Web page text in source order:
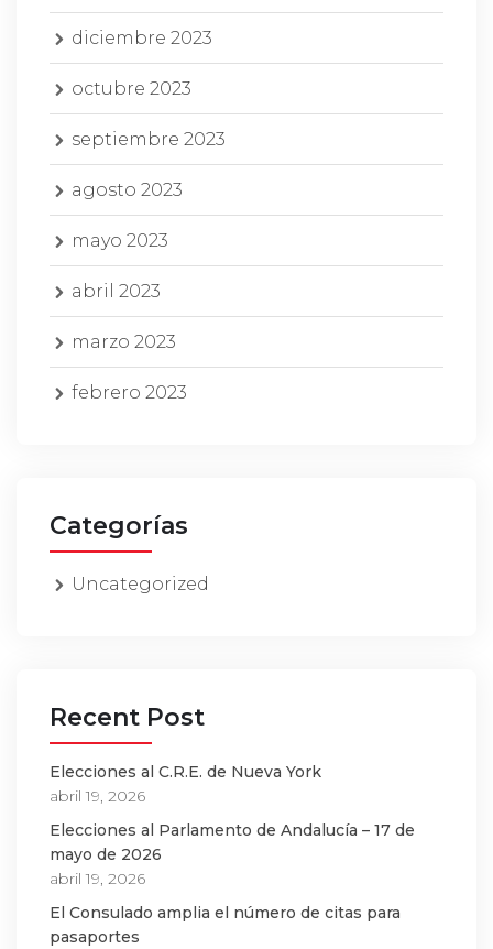
diciembre 2023
octubre 2023
septiembre 2023
agosto 2023
mayo 2023
abril 2023
marzo 2023
febrero 2023
Categorías
Uncategorized
Recent Post
Elecciones al C.R.E. de Nueva York
abril 19, 2026
Elecciones al Parlamento de Andalucía – 17 de
mayo de 2026
abril 19, 2026
El Consulado amplia el número de citas para
pasaportes